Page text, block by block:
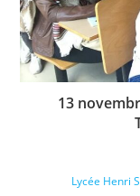
13
Lycée Henri